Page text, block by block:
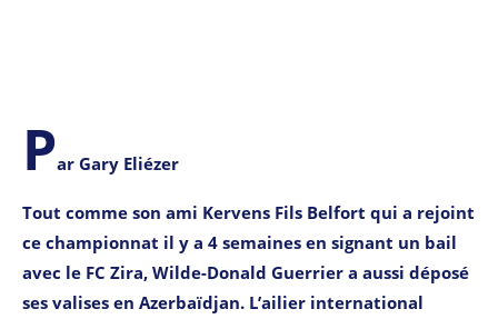
Par Gary Eliézer
Tout comme son ami Kervens Fils Belfort qui a rejoint
ce championnat il y a 4 semaines en signant un bail
avec le FC Zira, Wilde-Donald Guerrier a aussi déposé
ses valises en Azerbaïdjan. L’ailier international